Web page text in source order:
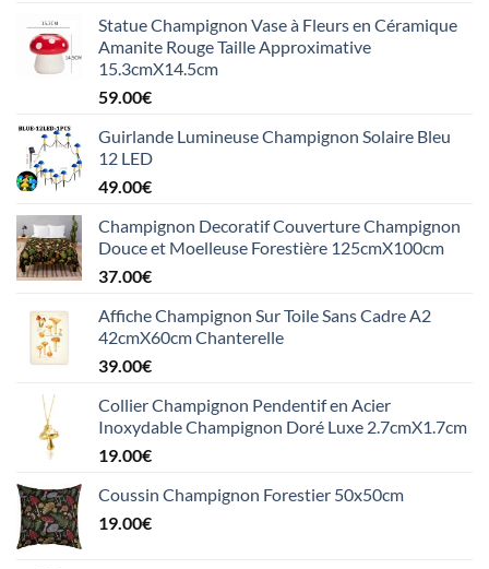
Statue Champignon Vase à Fleurs en Céramique
Amanite Rouge Taille Approximative
15.3cmX14.5cm
59.00€
Guirlande Lumineuse Champignon Solaire Bleu
12 LED
49.00€
Champignon Decoratif Couverture Champignon
Douce et Moelleuse Forestière 125cmX100cm
37.00€
Affiche Champignon Sur Toile Sans Cadre A2
42cmX60cm Chanterelle
39.00€
Collier Champignon Pendentif en Acier
Inoxydable Champignon Doré Luxe 2.7cmX1.7cm
19.00€
Coussin Champignon Forestier 50x50cm
19.00€